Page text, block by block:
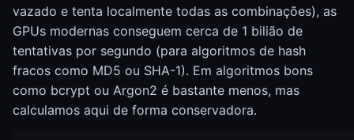
vazado e tenta localmente todas as combinações), as
GPUs modernas conseguem cerca de 1 bilião de
tentativas por segundo (para algoritmos de hash
fracos como MD5 ou SHA-1). Em algoritmos bons
como bcrypt ou Argon2 é bastante menos, mas
calculamos aqui de forma conservadora.